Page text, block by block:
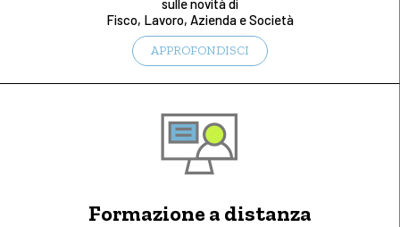
sulle novità di
Fisco, Lavoro, Azienda e Società
APPROFONDISCI
Formazione a distanza